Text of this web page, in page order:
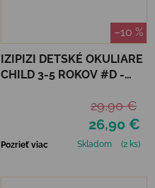
–10 %
IZIPIZI DETSKÉ OKULIARE
CHILD 3-5 ROKOV #D -
26,90 €
29,90 €
Pozrieť viac Skladom (2 ks)